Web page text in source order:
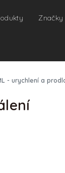
Značky
- urychlení a